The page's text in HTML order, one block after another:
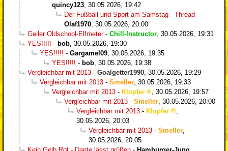
quincy123 30.05.2026, 19:42
Der Fußball und Sport am Samstag - Thread -
Olaf1970 30.05.2026, 20:00
Geiler Oldschool-Elfmeter- Chill-Instructor 30.05.2026, 19:31
YES!!!!! - bob 30.05.2026, 19:30
YES!!!!! - Gargamel09 30.05.2026, 19:35
YES!!!!! - bob 30.05.2026, 19:38
Vergleichbar mit 2013 - Goalgetter1990 30.05.2026, 19:29
Vergleichbar mit 2013 - Smeller 30.05.2026, 19:33
Vergleichbar mit 2013 - Klopfer
30.05.2026, 19:57
Vergleichbar mit 2013 - Smeller 30.05.2026, 20:00
Vergleichbar mit 2013 - Klopfer
30.05.2026, 20:03
Vergleichbar mit 2013 - Smeller
30.05.2026, 20:05